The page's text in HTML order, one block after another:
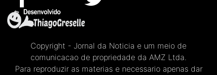
Copyright - Jornal da Noticia e um meio de
comunicacao de propriedade da AMZ Ltda.
Para reproduzir as materias e necessario apenas dar